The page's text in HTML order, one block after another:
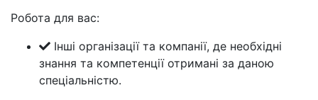
Робота для вас:
Інші організації та компанії, де необхідні
знання та компетенції отримані за даною
спеціальністю.